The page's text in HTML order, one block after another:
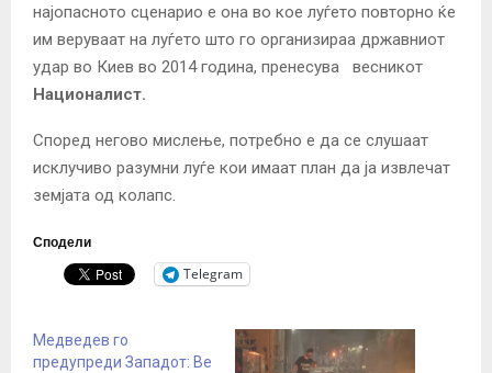
најопасното сценарио е она во кое луѓето повторно ќе
им веруваат на луѓето што го организираа државниот
удар во Киев во 2014 година, пренесува весникот
Националист.
Според негово мислење, потребно е да се слушаат
исклучиво разумни луѓе кои имаат план да ја извлечат
земјата од колапс.
Сподели
Telegram
Медведев го
предупреди Западот: Ве